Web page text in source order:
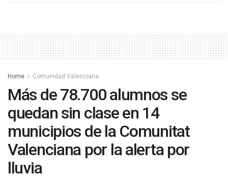
Home Comunidad Valenciana
Más de 78.700 alumnos se
quedan sin clase en 14
municipios de la Comunitat
Valenciana por la alerta por
lluvia